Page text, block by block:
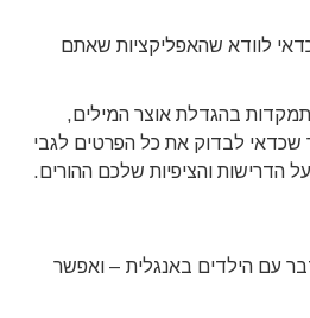
לוודא שהאפליקציות שאתם
בהגדלת אוצר המילים,
שכדאי לבדוק את כל הפרטים לגבי
הדרישות והציפיות שלכם ההורים.
עם הילדים באנגלית – ואפשר